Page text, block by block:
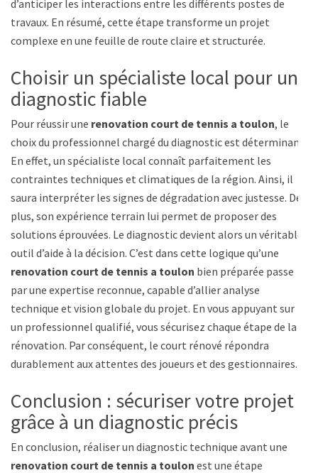
d’anticiper les interactions entre les différents postes de
travaux. En résumé, cette étape transforme un projet
complexe en une feuille de route claire et structurée.
Choisir un spécialiste local pour un
diagnostic fiable
Pour réussir une renovation court de tennis a toulon, le
choix du professionnel chargé du diagnostic est déterminant.
En effet, un spécialiste local connaît parfaitement les
contraintes techniques et climatiques de la région. Ainsi, il
saura interpréter les signes de dégradation avec justesse. De
plus, son expérience terrain lui permet de proposer des
solutions éprouvées. Le diagnostic devient alors un véritable
outil d’aide à la décision. C’est dans cette logique qu’une
renovation court de tennis a toulon bien préparée passe
par une expertise reconnue, capable d’allier analyse
technique et vision globale du projet. En vous appuyant sur
un professionnel qualifié, vous sécurisez chaque étape de la
rénovation. Par conséquent, le court rénové répondra
durablement aux attentes des joueurs et des gestionnaires.
Conclusion : sécuriser votre projet
grâce à un diagnostic précis
En conclusion, réaliser un diagnostic technique avant une
renovation court de tennis a toulon est une étape